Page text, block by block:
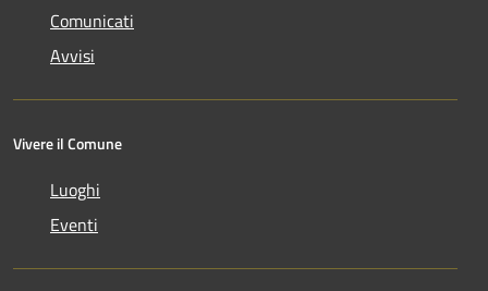
Comunicati
Avvisi
Vivere il Comune
Luoghi
Eventi